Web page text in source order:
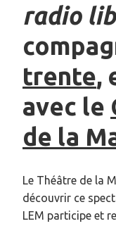
radio
trente,
avec le
de la
Le Théâtre de la
découvrir ce
LEM participe et